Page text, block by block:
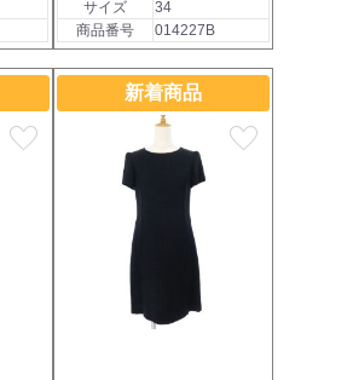
サイズ
34
商品番号
014227B
favorite
新着商品
favorite